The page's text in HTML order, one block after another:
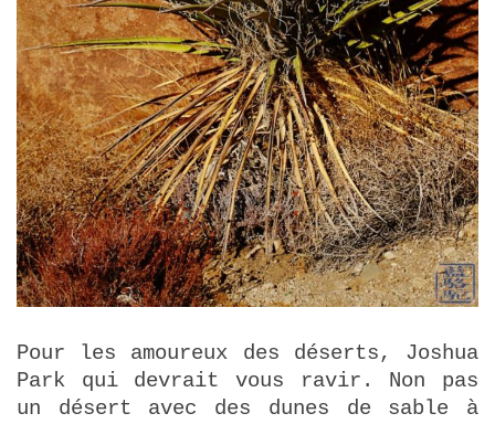
Pour les amoureux des déserts, Joshua
Park qui devrait vous ravir. Non pas
un désert avec des dunes de sable à